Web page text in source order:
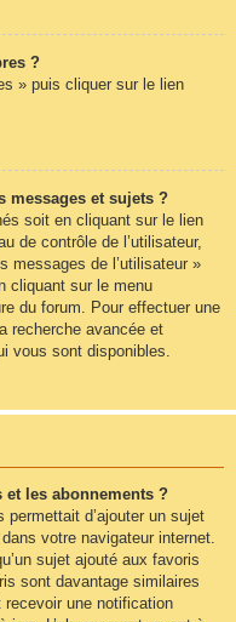
?
» puis cliquer sur le lien
messages et sujets ?
soit en cliquant sur le lien
de contrôle de l’utilisateur,
messages de l’utilisateur »
cliquant sur le menu
du forum. Pour effectuer une
recherche avancée et
vous sont disponibles.
et les abonnements ?
d’ajouter un sujet
votre navigateur internet.
sujet ajouté aux favoris
sont davantage similaires
une notification